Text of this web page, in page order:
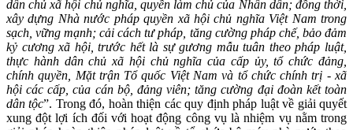
dân chủ xã hội chủ nghĩa, quyền làm chủ của Nhân dân; đồng thời,
xây dựng Nhà nước pháp quyền xã hội chủ nghĩa Việt Nam trong
sạch, vững mạnh; cải cách tư pháp, tăng cường pháp chế, bảo đảm
kỷ cương xã hội, trước hết là sự gương mẫu tuân theo pháp luật,
thực hành dân chủ xã hội chủ nghĩa của cấp ủy, tổ chức đảng,
chính quyền, Mặt trận Tổ quốc Việt Nam và tổ chức chính trị - xã
hội các cấp, của cán bộ, đảng viên; tăng cường đại đoàn kết toàn
dân tộc”. Trong đó, hoàn thiện các quy định pháp luật về giải quyết
xung đột lợi ích đối với hoạt động công vụ là nhiệm vụ nằm trong